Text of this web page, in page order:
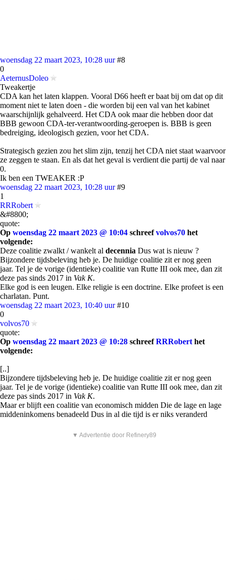
woensdag 22 maart 2023, 10:28 uur #8
0
AeternusDoleo
Tweakertje
CDA kan het laten klappen. Vooral D66 heeft er baat bij om dat op dit
moment niet te laten doen - die worden bij een val van het kabinet
waarschijnlijk gehalveerd. Het CDA ook maar die hebben door dat
BBB gewoon CDA-ter-verantwoording-geroepen is. BBB is geen
bedreiging, ideologisch gezien, voor het CDA.
Strategisch gezien zou het slim zijn, tenzij het CDA niet staat waarvoor
ze zeggen te staan. En als dat het geval is verdient die partij de val naar
0.
Ik ben een TWEAKER :P
woensdag 22 maart 2023, 10:28 uur #9
1
RRRobert
&#8800;
quote:
Op woensdag 22 maart 2023 @ 10:04 schreefvolvos70 het
volgende:
Deze coalitie zwalkt / wankelt al decennia Dus wat is nieuw ?
Bijzondere tijdsbeleving heb je. De huidige coalitie zit er nog geen
jaar. Tel je de vorige (identieke) coalitie van Rutte III ook mee, dan zit
deze pas sinds 2017 in Vak K.
Elke god is een leugen. Elke religie is een doctrine. Elke profeet is een
charlatan. Punt.
woensdag 22 maart 2023, 10:40 uur #10
0
volvos70
quote:
Op woensdag 22 maart 2023 @ 10:28 schreefRRRobert het
volgende:
[..]
Bijzondere tijdsbeleving heb je. De huidige coalitie zit er nog geen
jaar. Tel je de vorige (identieke) coalitie van Rutte III ook mee, dan zit
deze pas sinds 2017 in Vak K.
Maar er blijft een coalitie van economisch midden Die de lage en lage
middeninkomens benadeeld Dus in al die tijd is er niks veranderd
▼ Advertentie door Refinery89